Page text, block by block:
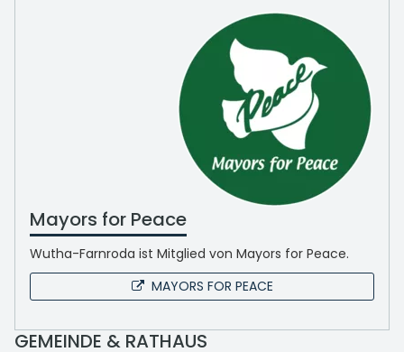
Mayors for Peace
Wutha-Farnroda ist Mitglied von Mayors for Peace.
MAYORS FOR PEACE
GEMEINDE & RATHAUS